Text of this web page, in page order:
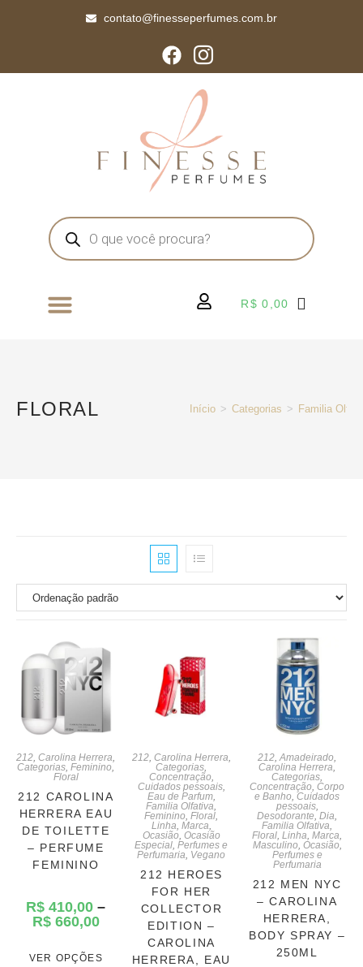
contato@finesseperfumes.com.br
R$ 0,00
FLORAL Início > Categorias > Familia
212 ,Carolina Herrera
Categorias ,Feminino
Floral
212 CAROLINA
HERRERA EAU
DE TOILETTE
– PERFUME
FEMININO
R$ 410,00 –
R$660,00
VER OPÇÕES
212, Carolina Herrera
Categorias
Concentração,
Cuidados pessoais,
Eau de Parfum,
Familia Olfativa
Feminino ,Floral
Linha Marca
Ocasião, Ocasião
Especial ,Perfumes e
Perfumaria Vegano
212 HEROES
FOR HER
COLLECTOR
EDITION –
CAROLINA
HERRERA, EAU
212 ,Amadeirado
Carolina Herrera
Categorias
Concentração ,Corpo
e Banho ,Cuidados
pessoais,
Desodorante ,Dia
Familia Olfativa
Floral ,Linha ,Marca
Masculino, Ocasião,
Perfumes e
Perfumaria
212 MEN NYC
– CAROLINA
HERRERA,
BODY SPRAY –
250ML